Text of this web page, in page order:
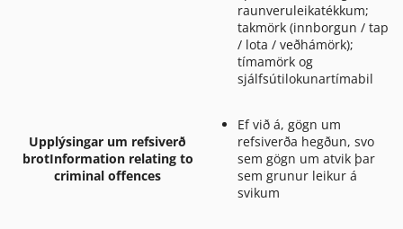
raunveruleikatékkum;
takmörk (innborgun / tap
/ lota / veðhámörk);
tímamörk og
sjálfsútilokunartímabil
Upplýsingar um refsiverð
brotInformation relating to
criminal offences
Ef við á, gögn um
refsiverða hegðun, svo
sem gögn um atvik þar
sem grunur leikur á
svikum